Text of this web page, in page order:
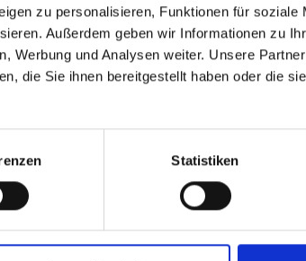
zu personalisieren, Funktionen für soziale
Außerdem geben wir Informationen zu
Werbung und Analysen weiter. Unsere
die Sie ihnen bereitgestellt haben oder die
Statistiken
nicht, wie sind die anderen über den
wir nun eine sehr gute
bis jetzt gegangen sind, der richtige
dem Kajakergebnis bin ich glücklich.
Baustellen arbeiten“, kommentierte
4.16 Sekunden Rückstand auf
Henshaw, doch Adler konnte
die Inderin Prachi Yadav.
KL2 startet, verpasste den
1:03.34 Minuten zeigt, dass noch